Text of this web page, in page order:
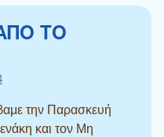
ΤΟ
την Παρασκευή
και τον Μη